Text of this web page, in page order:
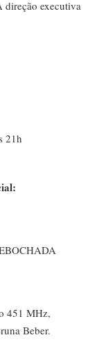
direção executiva
21h
451 MHz,
Beber.